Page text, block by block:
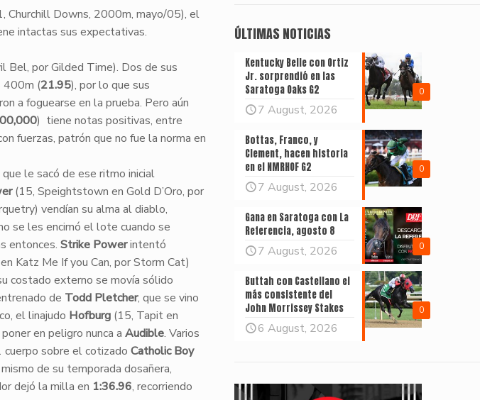
Churchill Downs, 2000m, mayo/05), el
intactas sus expectativas.
Bel, por Gilded Time). Dos de sus
400m (21.95), por lo que sus
a foguearse en la prueba. Pero aún
) tiene notas positivas, entre
fuerzas, patrón que no fue la norma en
que le sacó de ese ritmo inicial
(15, Speightstown en Gold D’Oro, por
vendían su alma al diablo,
se les encimó el lote cuando se
entonces. Strike Powerintentó
Katz Me If you Can, por Storm Cat)
costado externo se movía sólido
de Todd Pletcher, que se vino
el linajudo Hofburg(15, Tapit en
en peligro nunca a Audible. Varios
cuerpo sobre el cotizado Catholic Boy
de su temporada dosañera,
dejó la milla en 1:36.96, recorriendo
ÚLTIMAS NOTICIAS
0
Kentucky Belle con Ortiz
Jr. sorprendió en las
Saratoga Oaks G2
7 August, 2026
0
Bottas, Franco, y
Clement, hacen historia
en el NMRHOF G2
7 August, 2026
0
Gana en Saratoga con La
Referencia, agosto 8
7 August, 2026
0
Buttah con Castellano el
más consistente del
John Morrissey Stakes
6 August, 2026